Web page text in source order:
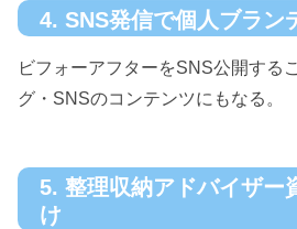
4. SNS発信で個人ブラン
ビフォーアフターをSNS公開する
グ・SNSのコンテンツにもなる。
5. 整理収納アドバイザー
け